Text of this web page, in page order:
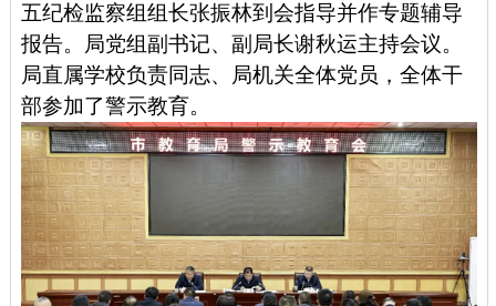
五纪检监察组组长张振林到会指导并作专题辅导
报告。局党组副书记、副局长谢秋运主持会议。
局直属学校负责同志、局机关全体党员，全体干
部参加了警示教育。